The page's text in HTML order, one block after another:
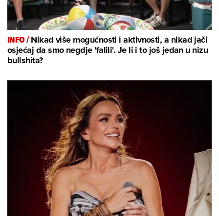
INFO /Nikad više mogućnosti i aktivnosti, a nikad jači
osjećaj da smo negdje 'falili'. Je li i to još jedan u nizu
bullshita?